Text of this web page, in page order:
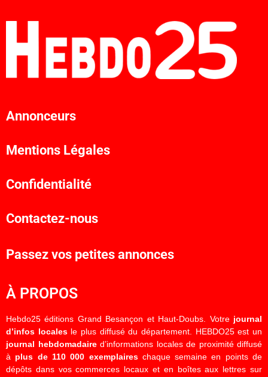
Annonceurs
Mentions Légales
Confidentialité
Contactez-nous
Passez vos petites annonces
À PROPOS
Hebdo25 éditions Grand Besançon et Haut-Doubs. Votre journal
d’infos localesle plus diffusé du département. HEBDO25 est un
journal hebdomadaired’informations locales de proximité diffusé
à plus de 110 000 exemplaireschaque semaine en points de
dépôts dans vos commerces locaux et en boîtes aux lettres sur